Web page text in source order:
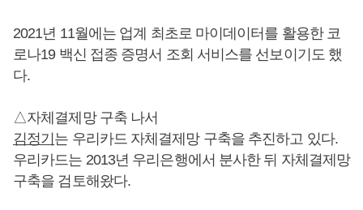
2021년 11월에는 업계 최초로 마이데이터를 활용한 코
로나19 백신 접종 증명서 조회 서비스를 선보이기도 했
다.
△자체결제망 구축 나서
김정기는 우리카드 자체결제망 구축을 추진하고 있다.
우리카드는 2013년 우리은행에서 분사한 뒤 자체결제망
구축을 검토해왔다.